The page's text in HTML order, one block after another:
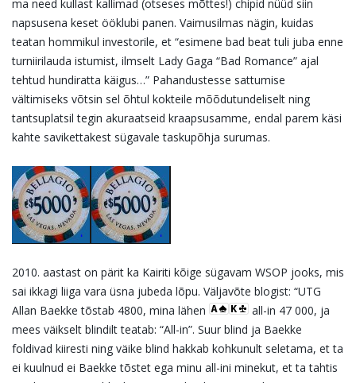
ma need kullast kallimad (otseses mõttes!) chipid nüüd siin
napsusena keset ööklubi panen. Vaimusilmas nägin, kuidas
teatan hommikul investorile, et “esimene bad beat tuli juba enne
turniirilauda istumist, ilmselt Lady Gaga “Bad Romance” ajal
tehtud hundiratta käigus…” Pahandustesse sattumise
vältimiseks võtsin sel õhtul kokteile mõõdutundeliselt ning
tantsuplatsil tegin akuraatseid kraapsusamme, endal parem käsi
kahte savikettakest sügavale taskupõhja surumas.
2010. aastast on pärit ka Kairiti kõige sügavam WSOP jooks, mis
sai ikkagi liiga vara üsna jubeda lõpu. Väljavõte blogist: “UTG
Allan Baekke tõstab 4800, mina lähen
all-in 47 000, ja
mees väikselt blindilt teatab: “All-in”. Suur blind ja Baekke
foldivad kiiresti ning väike blind hakkab kohkunult seletama, et ta
ei kuulnud ei Baekke tõstet ega minu all-ini minekut, et ta tahtis